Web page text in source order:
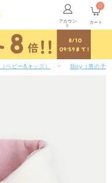
アカウン
ト カート
0
（ベビー&キッズ） Boy （男の子）